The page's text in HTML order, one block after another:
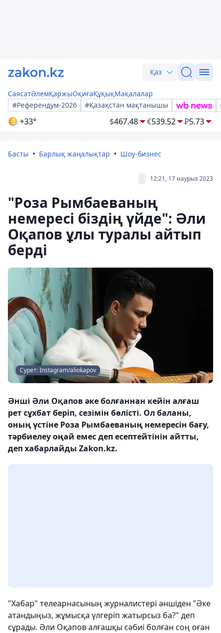
Қаз
СаясатӘлемҚаржыОқиғаҚұқықМақалалар
#Референдум-2026
#Қазақстан мақтанышы
+33° $467.48 €539.52 ₽5.73
Басты Барлық жаңалықтар Шоу-бизнес
12:21, 17 наурыз 2023
"Роза Рымбаеваның
немересі біздің үйде": Әли
Оқапов ұлы туралы айтып
берді
Сурет: Instagram/aliokapov
Әнші Әли Оқапов әке болғаннан кейін алғаш
рет сұхбат беріп, сезімін бөлісті. Ол баланы,
оның үстіне Роза Рымбаеваның немересін бағу,
тәрбиелеу оңай емес деп есептейтінін айтты,
деп хабарлайды Zakon.kz.
"Хабар" телеарнасының журналистері әншіден "Әке
атандыңыз, жұмысқа үлгеріп жатырсыз ба?" деп
сұрады. Әли Оқапов алғашқы сәбиі болған соң оған